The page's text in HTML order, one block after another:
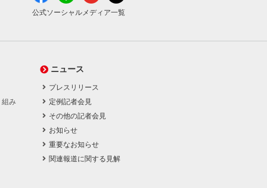
公式ソーシャルメディア一覧
組み
ニュース
プレスリリース
定例記者会見
その他の記者会見
お知らせ
重要なお知らせ
関連報道に関する見解